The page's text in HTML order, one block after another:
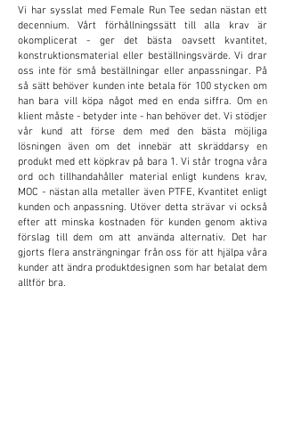
Vi har sysslat med Female Run Tee sedan nästan ett
decennium. Vårt förhållningssätt till alla krav är
okomplicerat - ger det bästa oavsett kvantitet,
konstruktionsmaterial eller beställningsvärde. Vi drar
oss inte för små beställningar eller anpassningar. På
så sätt behöver kunden inte betala för 100 stycken om
han bara vill köpa något med en enda siffra. Om en
klient måste - betyder inte - han behöver det. Vi stödjer
vår kund att förse dem med den bästa möjliga
lösningen även om det innebär att skräddarsy en
produkt med ett köpkrav på bara 1. Vi står trogna våra
ord och tillhandahåller material enligt kundens krav,
MOC - nästan alla metaller även PTFE, Kvantitet enligt
kunden och anpassning. Utöver detta strävar vi också
efter att minska kostnaden för kunden genom aktiva
förslag till dem om att använda alternativ. Det har
gjorts flera ansträngningar från oss för att hjälpa våra
kunder att ändra produktdesignen som har betalat dem
alltför bra.